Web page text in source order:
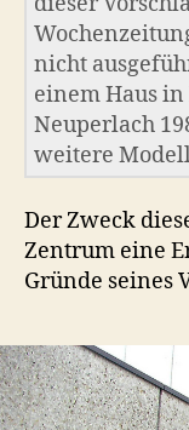
nicht
einem Haus
Neuperlach
weitere
Der Zweck
Zentrum eine
Gründe seines